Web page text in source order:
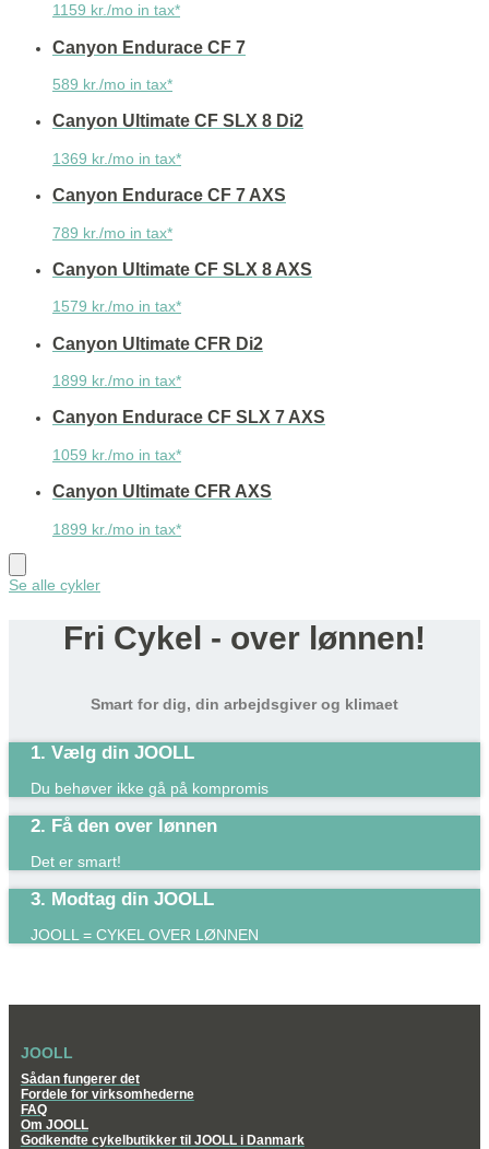
1159 kr./mo in tax*
Canyon Endurace CF 7
589 kr./mo in tax*
Canyon Ultimate CF SLX 8 Di2
1369 kr./mo in tax*
Canyon Endurace CF 7 AXS
789 kr./mo in tax*
Canyon Ultimate CF SLX 8 AXS
1579 kr./mo in tax*
Canyon Ultimate CFR Di2
1899 kr./mo in tax*
Canyon Endurace CF SLX 7 AXS
1059 kr./mo in tax*
Canyon Ultimate CFR AXS
1899 kr./mo in tax*
Se alle cykler
Fri Cykel - over lønnen!
Smart for dig, din arbejdsgiver og klimaet
1. Vælg din JOOLL
Du behøver ikke gå på kompromis
2. Få den over lønnen
Det er smart!​
3. Modtag din JOOLL
JOOLL = CYKEL OVER LØNNEN
JOOLL
Sådan fungerer det
Fordele for virksomhederne
FAQ
Om JOOLL
Godkendte cykelbutikker til JOOLL i Danmark